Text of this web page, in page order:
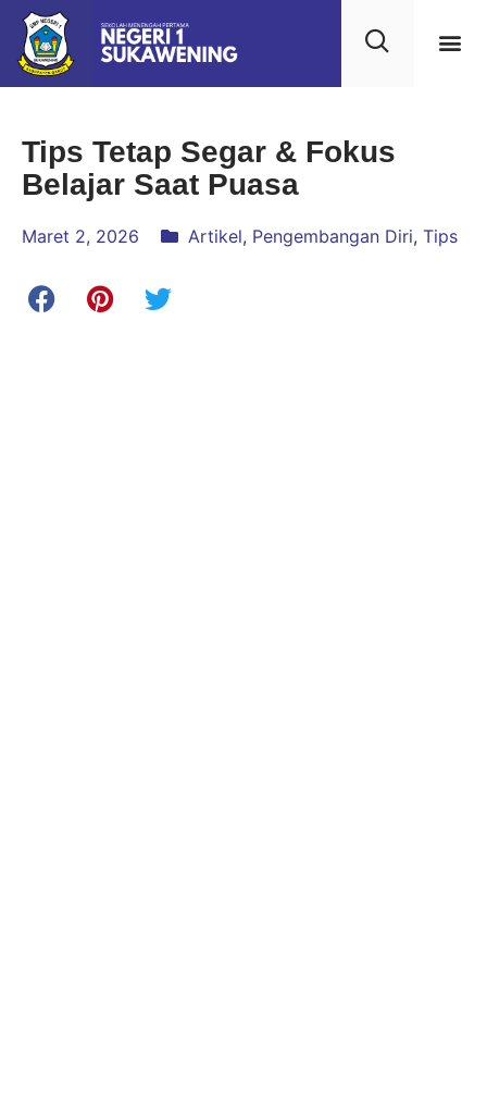
Tips Tetap Segar & Fokus
Belajar Saat Puasa
Maret 2, 2026 Artikel, Pengembangan Diri, Tips